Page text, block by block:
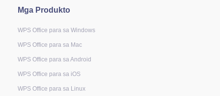
Mga Produkto
WPS Office para sa Windows
WPS Office para sa Mac
WPS Office para sa Android
WPS Office para sa iOS
WPS Office para sa Linux